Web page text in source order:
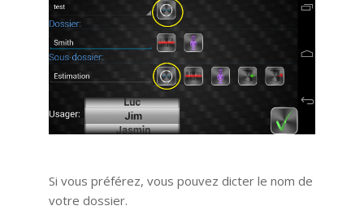
Si vous préférez, vous pouvez dicter le nom de
votre dossier.